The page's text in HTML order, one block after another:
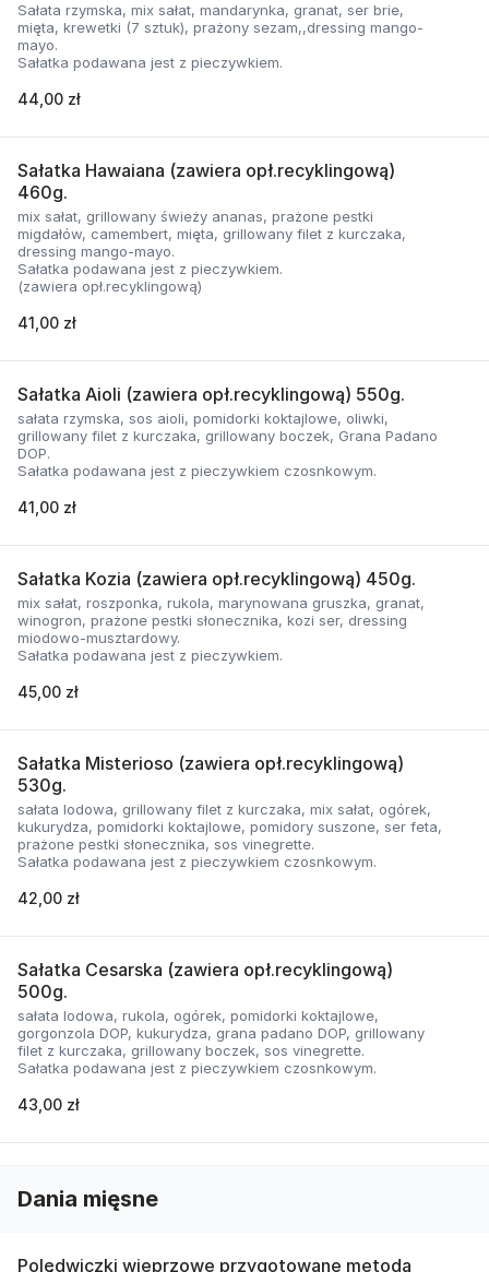
Sałata rzymska, mix sałat, mandarynka, granat, ser brie,
mięta, krewetki (7 sztuk), prażony sezam,,dressing mango-
mayo.
Sałatka podawana jest z pieczywkiem.
44,00 zł
Sałatka Hawaiana (zawiera opł.recyklingową)
460g.
mix sałat, grillowany świeży ananas, prażone pestki
migdałów, camembert, mięta, grillowany filet z kurczaka,
dressing mango-mayo.
Sałatka podawana jest z pieczywkiem.
(zawiera opł.recyklingową)
41,00 zł
Sałatka Aioli (zawiera opł.recyklingową) 550g.
sałata rzymska, sos aioli, pomidorki koktajlowe, oliwki,
grillowany filet z kurczaka, grillowany boczek, Grana Padano
DOP.
Sałatka podawana jest z pieczywkiem czosnkowym.
41,00 zł
Sałatka Kozia (zawiera opł.recyklingową) 450g.
mix sałat, roszponka, rukola, marynowana gruszka, granat,
winogron, prażone pestki słonecznika, kozi ser, dressing
miodowo-musztardowy.
Sałatka podawana jest z pieczywkiem.
45,00 zł
Sałatka Misterioso (zawiera opł.recyklingową)
530g.
sałata lodowa, grillowany filet z kurczaka, mix sałat, ogórek,
kukurydza, pomidorki koktajlowe, pomidory suszone, ser feta,
prażone pestki słonecznika, sos vinegrette.
Sałatka podawana jest z pieczywkiem czosnkowym.
42,00 zł
Sałatka Cesarska (zawiera opł.recyklingową)
500g.
sałata lodowa, rukola, ogórek, pomidorki koktajlowe,
gorgonzola DOP, kukurydza, grana padano DOP, grillowany
filet z kurczaka, grillowany boczek, sos vinegrette.
Sałatka podawana jest z pieczywkiem czosnkowym.
43,00 zł
Dania mięsne
Polędwiczki wieprzowe przygotowane metodą